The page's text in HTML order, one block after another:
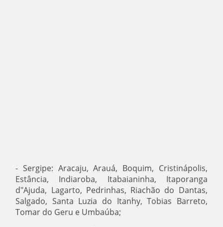
- Sergipe: Aracaju, Arauá, Boquim, Cristinápolis,
Estância, Indiaroba, Itabaianinha, Itaporanga
d"Ajuda, Lagarto, Pedrinhas, Riachão do Dantas,
Salgado, Santa Luzia do Itanhy, Tobias Barreto,
Tomar do Geru e Umbaúba;